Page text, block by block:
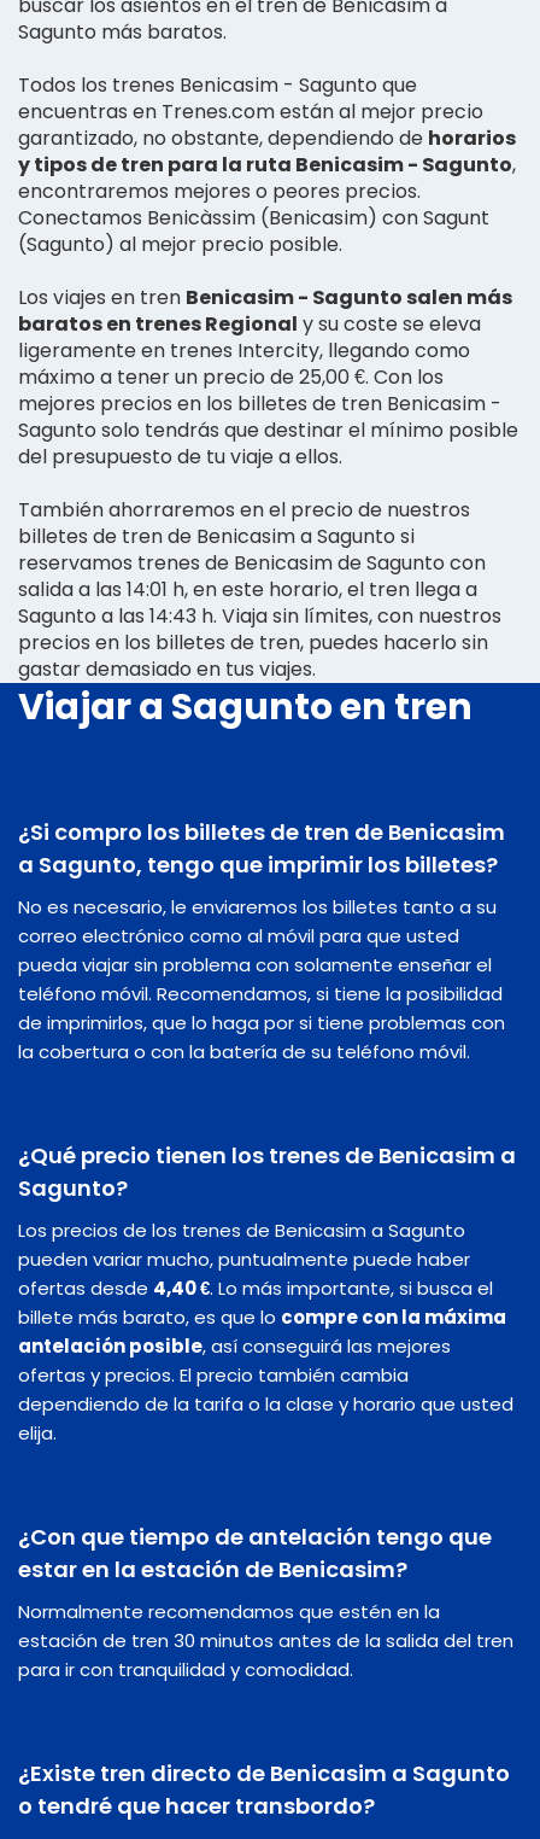
Sagunto más baratos.
Todos los trenes Benicasim - Sagunto que
encuentras en Trenes.com están al mejor precio
garantizado, no obstante, dependiendo de horarios
y tipos de tren para la ruta Benicasim - Sagunto,
encontraremos mejores o peores precios.
Conectamos Benicàssim (Benicasim) con Sagunt
(Sagunto) al mejor precio posible.
Los viajes en tren Benicasim - Sagunto salen más
baratos en trenes Regional y su coste se eleva
ligeramente en trenes Intercity, llegando como
máximo a tener un precio de 25,00 €. Con los
mejores precios en los billetes de tren Benicasim -
Sagunto solo tendrás que destinar el mínimo posible
del presupuesto de tu viaje a ellos.
También ahorraremos en el precio de nuestros
billetes de tren de Benicasim a Sagunto si
reservamos trenes de Benicasim de Sagunto con
salida a las 14:01 h, en este horario, el tren llega a
Sagunto a las 14:43 h. Viaja sin límites, con nuestros
precios en los billetes de tren, puedes hacerlo sin
gastar demasiado en tus viajes.
Viajar a Sagunto en tren
¿Si compro los billetes de tren de Benicasim
a Sagunto, tengo que imprimir los billetes?
No es necesario, le enviaremos los billetes tanto a su
correo electrónico como al móvil para que usted
pueda viajar sin problema con solamente enseñar el
teléfono móvil. Recomendamos, si tiene la posibilidad
de imprimirlos, que lo haga por si tiene problemas con
la cobertura o con la batería de su teléfono móvil.
¿Qué precio tienen los trenes de Benicasim a
Sagunto?
Los precios de los trenes de Benicasim a Sagunto
pueden variar mucho, puntualmente puede haber
ofertas desde 4,40 €. Lo más importante, si busca el
billete más barato, es que lo compre con la máxima
antelación posible, así conseguirá las mejores
ofertas y precios. El precio también cambia
dependiendo de la tarifa o la clase y horario que usted
elija.
¿Con que tiempo de antelación tengo que
estar en la estación de Benicasim?
Normalmente recomendamos que estén en la
estación de tren 30 minutos antes de la salida del tren
para ir con tranquilidad y comodidad.
¿Existe tren directo de Benicasim a Sagunto
o tendré que hacer transbordo?